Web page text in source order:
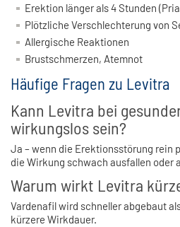
Erektion länger als 4 Stunden
Plötzliche Verschlechterung von
Allergische Reaktionen
Brustschmerzen, Atemnot
Häufige Fragen zu Levitra
Kann Levitra bei
wirkungslos sein?
Ja – wenn die Erektionsstörung rein
die Wirkung schwach ausfallen oder
Warum wirkt Levitra
Vardenafil wird schneller abgebaut
kürzere Wirkdauer.